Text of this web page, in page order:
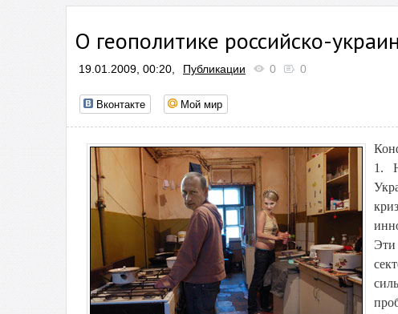
О геополитике российско-
19.01.2009, 00:20, Публикации 0 0
Вконтакте Мой мир
1.
Эти